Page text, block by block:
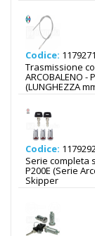
Codice: 1179271
Trasmissione
ARCOBALENO -
(LUNGHEZZA
Codice:
Serie completa
P200E (Serie
Skipper